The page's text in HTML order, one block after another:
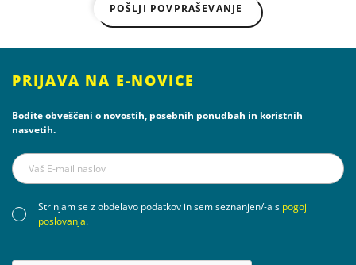
POŠLJI POVPRAŠEVANJE
PRIJAVA NA E-NOVICE
Bodite obveščeni o novostih, posebnih ponudbah in koristnih
nasvetih.
Strinjam se z obdelavo podatkov in sem seznanjen/-a s pogoji
poslovanja.